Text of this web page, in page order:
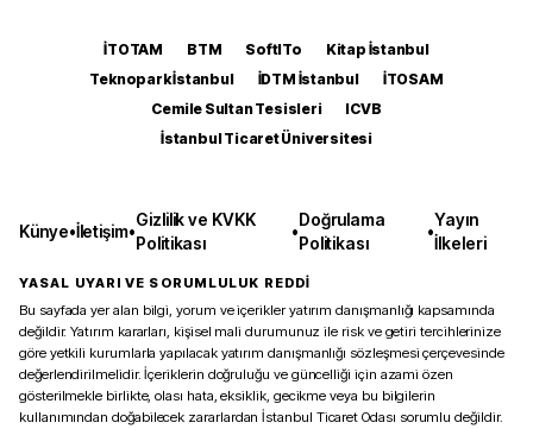
İTOTAM BTM SoftITo
Kitap İstanbul
Teknopark İstanbul
İDTM İstanbul
İTOSAM
Cemile Sultan Tesisleri
ICVB
İstanbul Ticaret Üniversitesi
Künye•İletişim•
Gizlilik ve KVKK
Politikası
•
Doğrulama
Politikası
•
Yayın
İlkeleri
YASAL UYARI VE SORUMLULUK REDDİ
Bu sayfada yer alan bilgi, yorum ve içerikler yatırım danışmanlığı kapsamında
değildir. Yatırım kararları, kişisel mali durumunuz ile risk ve getiri tercihlerinize
göre yetkili kurumlarla yapılacak yatırım danışmanlığı sözleşmesi çerçevesinde
değerlendirilmelidir. İçeriklerin doğruluğu ve güncelliği için azami özen
gösterilmekle birlikte, olası hata, eksiklik, gecikme veya bu bilgilerin
kullanımından doğabilecek zararlardan İstanbul Ticaret Odası sorumlu değildir.